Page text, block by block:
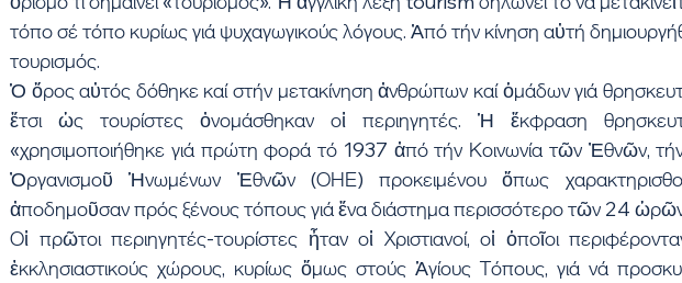
τόπο σέ τόπο κυρίως γιά ψυχαγωγικούς λόγους. Ἀπό τήν κίνηση αὐτή
τουρισμός.
Ὁ ὅρος αὐτός δόθηκε καί στήν μετακίνηση ἀνθρώπων καί ὁμάδων γιά
ἔτσι ὡς τουρίστες ὀνομάσθηκαν οἱ περιηγητές. Ἡ ἔκφραση
«χρησιμοποιήθηκε γιά πρώτη φορά τό 1937 ἀπό τήν Κοινωνία τῶν Ἐθνῶν,
Ὀργανισμοῦ Ἡνωμένων Ἐθνῶν (ΟΗΕ) προκειμένου ὅπως
ἀποδημοῦσαν πρός ξένους τόπους γιά ἕνα διάστημα περισσότερο τῶν 24
Οἱ πρῶτοι περιηγητές-τουρίστες ἦταν οἱ Χριστιανοί, οἱ ὁποῖοι
ἐκκλησιαστικούς χώρους, κυρίως ὅμως στούς Ἁγίους Τόπους, γιά νά